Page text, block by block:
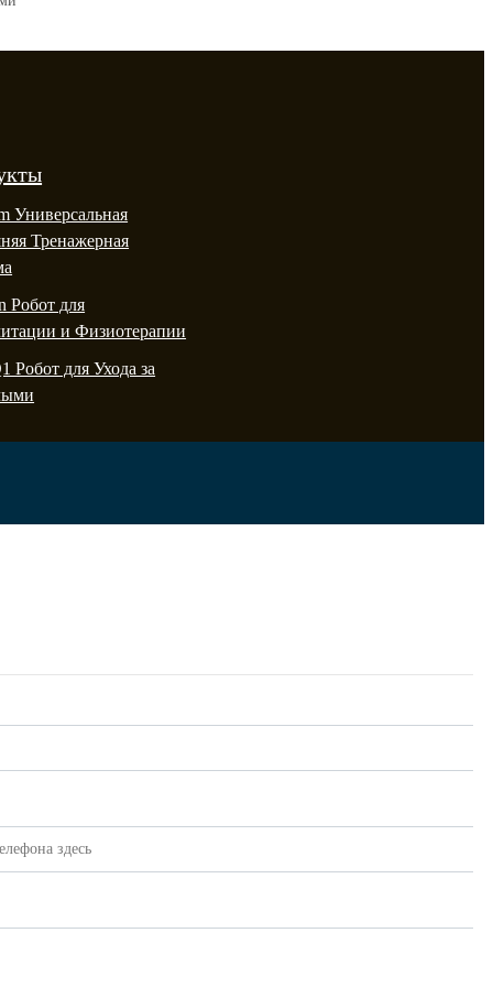
Универсальная
Тренажерная
Робот для
и Физиотерапии
Робот для Ухода за